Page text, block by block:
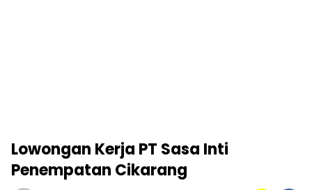
Lowongan Kerja PT Sasa Inti
Penempatan Cikarang